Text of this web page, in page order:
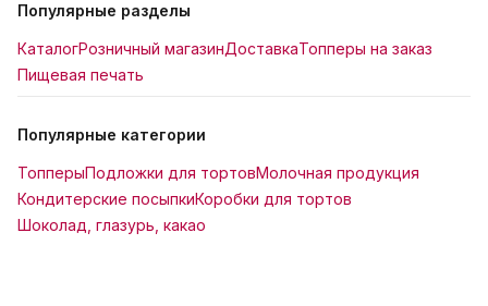
Популярные разделы
КаталогРозничный магазинДоставкаТопперы на заказ
Пищевая печать
Популярные категории
ТопперыПодложки для тортовМолочная продукция
Кондитерские посыпкиКоробки для тортов
Шоколад, глазурь, какао